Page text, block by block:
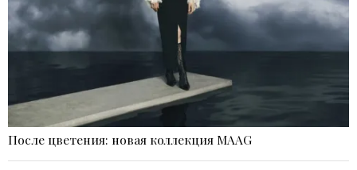
После цветения: новая коллекция MAAG